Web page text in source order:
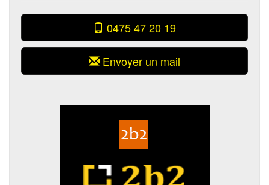
0475 47 20 19
Envoyer un mail